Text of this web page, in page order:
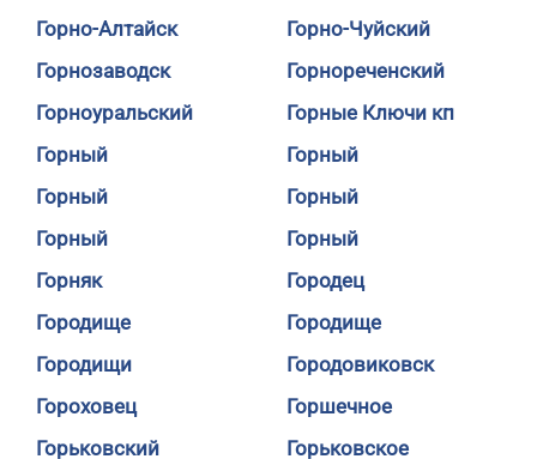
Горно-Алтайск
Горно-Чуйский
Горнозаводск
Горнореченский
Горноуральский
Горные Ключи кп
Горный
Горный
Горный
Горный
Горный
Горный
Горняк
Городец
Городище
Городище
Городищи
Городовиковск
Гороховец
Горшечное
Горьковский
Горьковское